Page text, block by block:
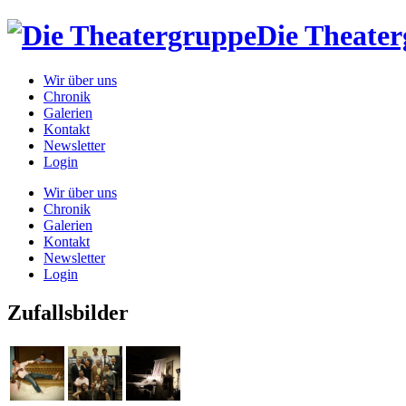
Die
Wir über uns
Chronik
Galerien
Kontakt
Newsletter
Login
Wir über uns
Chronik
Galerien
Kontakt
Newsletter
Login
Zufallsbilder